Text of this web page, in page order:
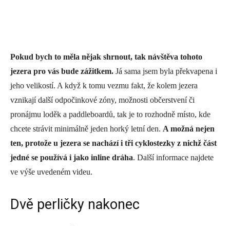
Pokud bych to měla nějak shrnout, tak návštěva tohoto
jezera pro vás bude zážitkem. Já sama jsem byla překvapena i
jeho velikostí. A když k tomu vezmu fakt, že kolem jezera
vznikají další odpočinkové zóny, možnosti občerstvení či
pronájmu loděk a paddleboardů, tak je to rozhodně místo, kde
chcete strávit minimálně jeden horký letní den. A možná nejen
ten, protože u jezera se nachází i tři cyklostezky z nichž část
jedné se používá i jako inline dráha. Další informace najdete
ve výše uvedeném videu.
Dvě perličky nakonec